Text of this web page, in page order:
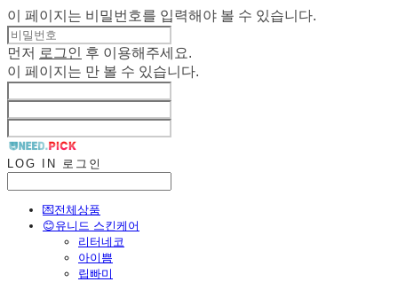
이 페이지는 비밀번호를 입력해야 볼 수 있습니다.
먼저 로그인
후 이용해주세요.
이 페이지는 만 볼 수 있습니다.
LOG IN 로그인
💌전체상품
😊유니드 스킨케어
리터네코
아이쁨
립빠미